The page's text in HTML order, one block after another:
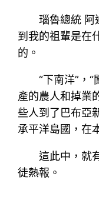
瑙魯總統 阿
到我的祖輩是在
的。
“下南洋”，
產的農人和掉業
些人到了巴布亞
承平洋島國，在
這此中，就
徒熱報。